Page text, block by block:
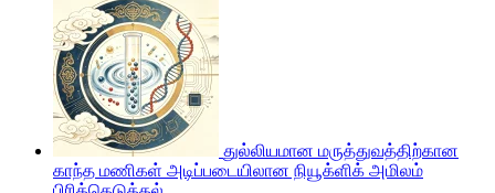
துல்லியமான மருத்துவத்திற்கான
காந்த மணிகள் அடிப்படையிலான நியூக்ளிக் அமிலம்